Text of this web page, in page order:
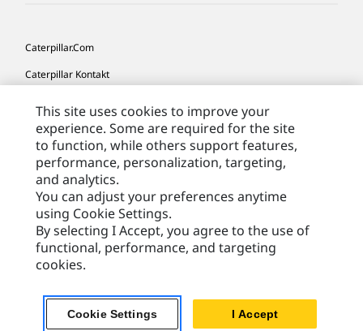
Caterpillar.com
Caterpillar Kontakt
Moje Preferencje Marketingowe
Site Map
Cookie Settings
Legal
Privacy
Europe - Polish© 2026 Caterpillar. Wszelkie prawa zastrzeżone.
This site uses cookies to improve your
experience. Some are required for the site
to function, while others support features,
performance, personalization, targeting,
and analytics.
You can adjust your preferences anytime
using Cookie Settings.
By selecting I Accept, you agree to the use of
functional, performance, and targeting
cookies.
Cookie Settings I Accept